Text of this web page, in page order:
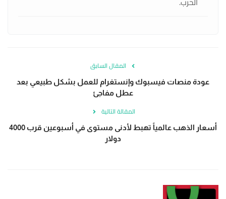
المقال السابق
عودة منصات فيسبوك وإنستغرام للعمل بشكل طبيعي بعد
عطل مفاجئ
المقالة التالية
أسعار الذهب عالمياً تهبط لأدنى مستوى في أسبوعين قرب 4000
دولار